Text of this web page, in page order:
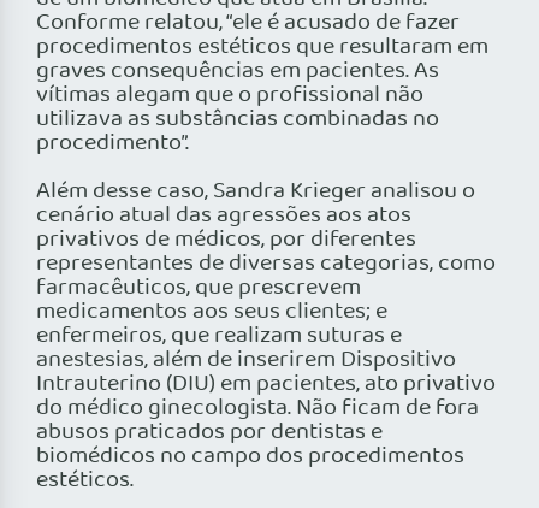
Conforme relatou, “ele é acusado de fazer
procedimentos estéticos que resultaram em
graves consequências em pacientes. As
vítimas alegam que o profissional não
utilizava as substâncias combinadas no
procedimento”.
Além desse caso, Sandra Krieger analisou o
cenário atual das agressões aos atos
privativos de médicos, por diferentes
representantes de diversas categorias, como
farmacêuticos, que prescrevem
medicamentos aos seus clientes; e
enfermeiros, que realizam suturas e
anestesias, além de inserirem Dispositivo
Intrauterino (DIU) em pacientes, ato privativo
do médico ginecologista. Não ficam de fora
abusos praticados por dentistas e
biomédicos no campo dos procedimentos
estéticos.